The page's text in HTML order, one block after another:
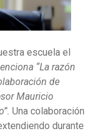
escuela el
“La razón
de
Mauricio
Una colaboración
durante